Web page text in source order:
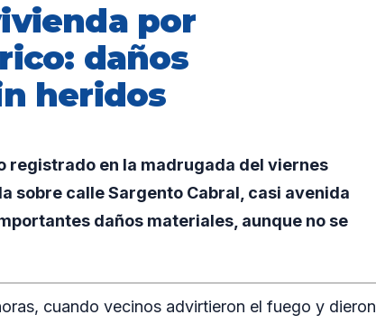
por
daños
heridos
registrado en la madrugada del viernes
sobre calle Sargento Cabral, casi avenida
daños materiales, aunque no se
cuando vecinos advirtieron el fuego y dieron